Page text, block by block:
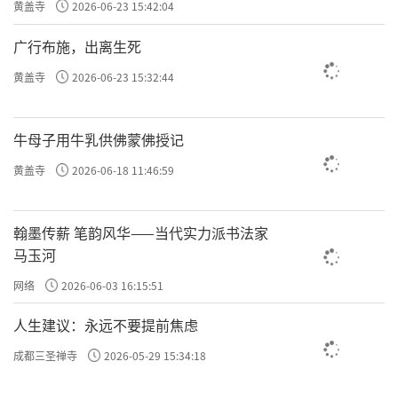
黄盖寺 2026-06-23 15:42:04
广行布施，出离生死
黄盖寺 2026-06-23 15:32:44
牛母子用牛乳供佛蒙佛授记
黄盖寺 2026-06-18 11:46:59
翰墨传薪 笔韵风华——当代实力派书法家
马玉河
网络 2026-06-03 16:15:51
人生建议：永远不要提前焦虑
成都三圣禅寺 2026-05-29 15:34:18